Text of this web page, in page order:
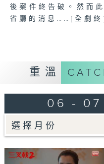
後案件終告破。然而
省廳的消息……[全劇終]
重溫
06 - 07